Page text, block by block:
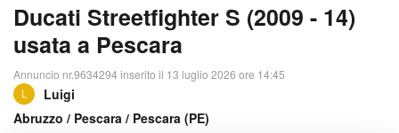
Ducati Streetfighter S (2009 - 14)
usata a Pescara
Abruzzo / Pescara / Pescara (PE)
Annuncio nr.9634294 inserito il 13 luglio 2026 ore 14:45
Luigi